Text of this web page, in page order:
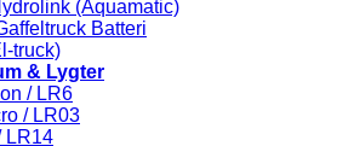
(Aquamatic)
Batteri
truck)
& Lygter
/ LR6
/ LR03
LR14